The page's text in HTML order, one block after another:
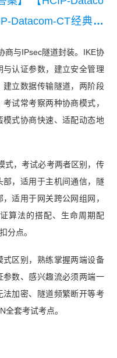
Datacom-CT经典例
为认证HCIP-CT（82
商与IPsec隧道封装。IKE协
认证参数，建立安全管理
立数据传输隧道，两阶段
试常考察两种协商模式，
式协商快速、适配动态地
式，考试必考两者区别，传
，适用于主机间通信，隧
适用于网关跨公网组网，
算法的搭配、生命周期配
分点。
区别，熟练掌握两端设备
数、感兴趣流必须两端一
加密、隧道频繁断开等考
全套考试考点。